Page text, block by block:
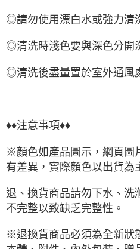
◎請勿使用漂白水或強力清
◎清洗時淺色要與深色分開
◎清洗後盡量置於室外通風
♦♦注意事項♦♦
※顏色如產品圖示，網頁圖
有差異，實際顏色以出貨為
退、換貨商品請勿下水、洗
不完整以致缺乏完整性。
※退換貨商品必須為全新狀